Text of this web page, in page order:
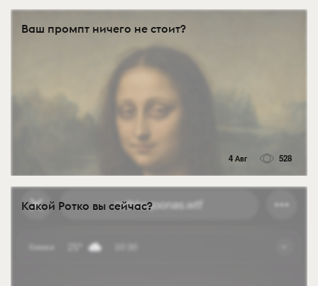
Ваш промпт ничего не стоит?
4 Авг 528
Какой Ротко вы сейчас?